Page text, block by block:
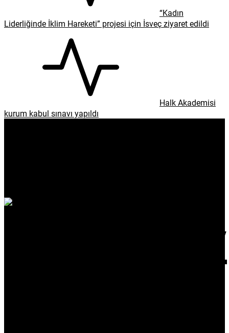
“Kadın
Liderliğinde İklim Hareketi” projesi için İsveç ziyaret edildi
Halk Akademisi
kurum kabul sınavı yapıldı